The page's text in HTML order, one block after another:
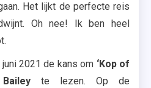
Het lijkt de perfecte reis
Oh nee! Ik ben heel
2021 de kans om ‘Kop of
te lezen. Op de